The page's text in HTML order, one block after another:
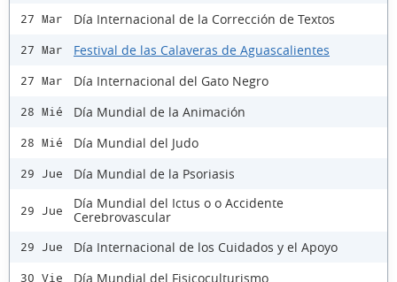
27 Mar Día Internacional de la Corrección de Textos
27 Mar Festival de las Calaveras de Aguascalientes
27 Mar Día Internacional del Gato Negro
28 Mié Día Mundial de la Animación
28 Mié Día Mundial del Judo
29 Jue Día Mundial de la Psoriasis
29 Jue
Día Mundial del Ictus o o Accidente
Cerebrovascular
29 Jue Día Internacional de los Cuidados y el Apoyo
30 Vie Día Mundial del Fisicoculturismo